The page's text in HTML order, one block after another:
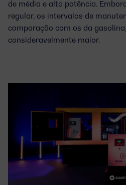
de média e alta potência.
regular, os intervalos de
comparação com os da
consideravelmente maior.